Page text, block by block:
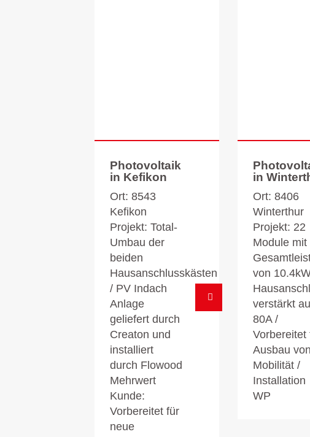
Photovoltaik
in Kefikon
Ort: 8543
Kefikon
Projekt: Total-
Umbau der
beiden
Hausanschlusskästen
/ PV Indach
Anlage
geliefert durch
Creaton und
installiert
durch Flowood
Mehrwert
Kunde:
Vorbereitet für
neue
in
Ort: 8406
Winterthur
Projekt: 22
Module mit
von
verstärkt
80A /
Vorbereitet
Ausbau
Mobilität /
Installation
WP